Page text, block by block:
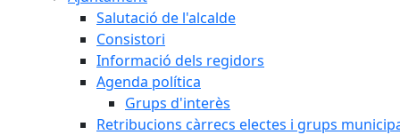
Salutació de l'alcalde
Consistori
Informació dels regidors
Agenda política
Grups d'interès
Retribucions càrrecs electes i grups